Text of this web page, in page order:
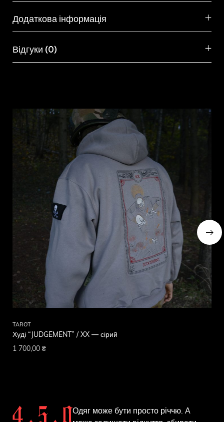
Додаткова інформація
Відгуки (0)
TAROT
Худі “JUDGEMENT” / XX — сірий
1 700,00 ₴
Одяг може бути просто річчю. А